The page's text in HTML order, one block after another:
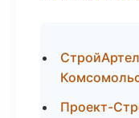
Проект-